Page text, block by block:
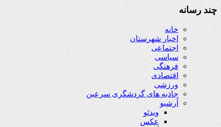
چند رسانه
خانه
اخبار شهرستان
اجتماعی
سیاسی
فرهنگی
اقتصادی
ورزشی
جاذبه های گردشگری سرعین
آرشیو
ویدئو
عکس